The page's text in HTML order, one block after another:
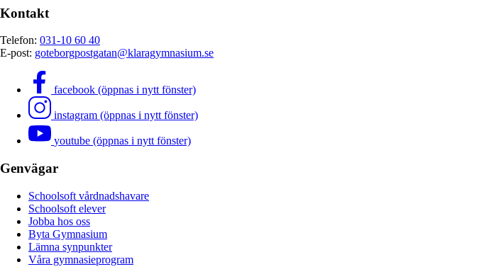
Kontakt
Telefon: 031-10 60 40
E-post: goteborgpostgatan@klaragymnasium.se
facebook (öppnas i nytt fönster)
instagram (öppnas i nytt fönster)
youtube (öppnas i nytt fönster)
Genvägar
Schoolsoft vårdnadshavare
Schoolsoft elever
Jobba hos oss
Byta Gymnasium
Lämna synpunkter
Våra gymnasieprogram